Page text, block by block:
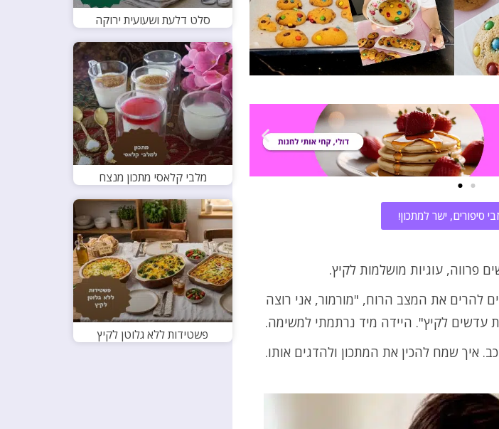
סיפורים, ישר למתכון!
פרווה, עוגיות מושלמות לקיץ.
להרים את המצב הרוח, "מורמור, אני רוצה
עדשים לקיץ". היידה מיד נרתמתי למשימה.
איך שמח להכין את המתכון ולהדגים אותו.
סלט דלעת ושעועית ירוקה
מלבי קלאסי מתכון מנצח
פשטידות ללא גלוטן לקיץ